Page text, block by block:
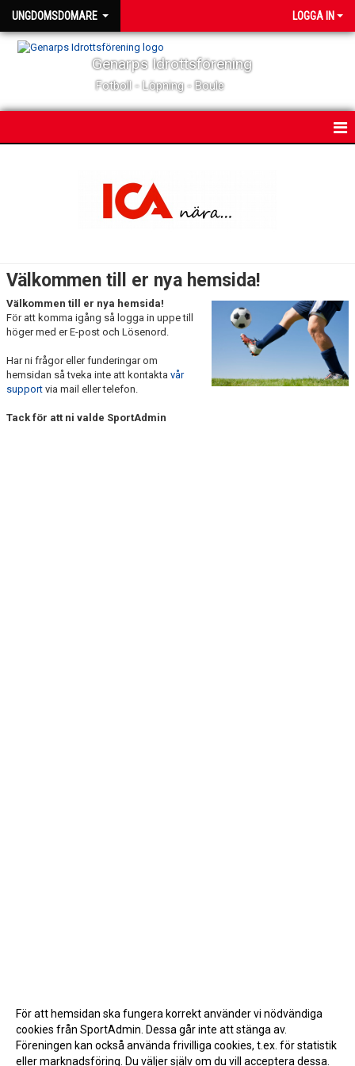
UNGDOMSDOMARE LOGGA IN
Genarps Idrottsförening
Fotboll - Löpning - Boule
DOKUMENT
KONTAKT
Välkommen till er nya hemsida!
Välkommen till er nya hemsida!
För att komma igång så logga in uppe till
höger med er E-post och Lösenord.
Har ni frågor eller funderingar om
hemsidan så tveka inte att kontakta vår
support via mail eller telefon.
Tack för att ni valde SportAdmin
För att hemsidan ska fungera korrekt använder vi nödvändiga
cookies från SportAdmin. Dessa går inte att stänga av.
Föreningen kan också använda frivilliga cookies, t.ex. för statistik
eller marknadsföring. Du väljer själv om du vill acceptera dessa.